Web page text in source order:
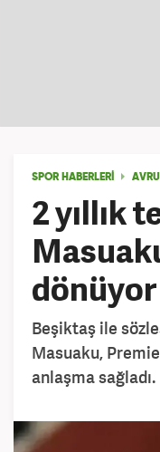
SPOR HABERLERİ
2 yıllık
dönüyor
Beşiktaş ile
Masuaku,
anlaşma sağladı.